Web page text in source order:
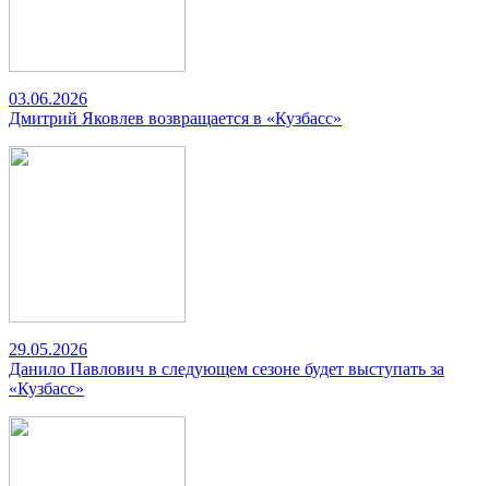
03.06.2026
Дмитрий Яковлев возвращается в «Кузбасс»
29.05.2026
Данило Павлович в следующем сезоне будет выступать за
«Кузбасс»